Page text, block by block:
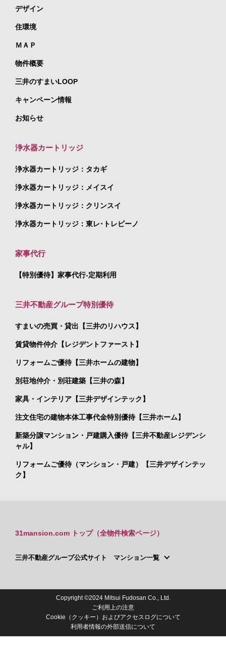
デザイン
住環境
ＭＡＰ
物件概要
三井のすまいLOOP
キャンペーン情報
お知らせ
浄水器カートリッジ
浄水器カートリッジ：タカギ
浄水器カートリッジ：メイスイ
浄水器カートリッジ：クリンスイ
浄水器カートリッジ：東レ･トレビーノ
家事代行
【特別優待】家事代行-定期利用
三井不動産グループ特別優待
すまいの売買・貸出【三井のリハウス】
賃貸物件仲介【レジデントファースト】
リフォームご優待【三井ホームの建物】
別荘地仲介・別荘建築【三井の森】
家具・インテリア【三井デザインテック】
注文住宅の建物本体工事代金特別優待【三井ホーム】
新築分譲マンション・戸建購入優待【三井不動産レジデンシ
ャル】
リフォームご優待（マンション・戸建）【三井デザインテッ
ク】
31mansion.com トップ（全物件検索ページ）
三井不動産グループ公式サイト マンション一覧
Copyright ©2024 Mitsui Fudosan Co., Ltd.
ご利用上の注意
Cookie（クッキー）およびアクセスログについて
利用者情報の外部送信について